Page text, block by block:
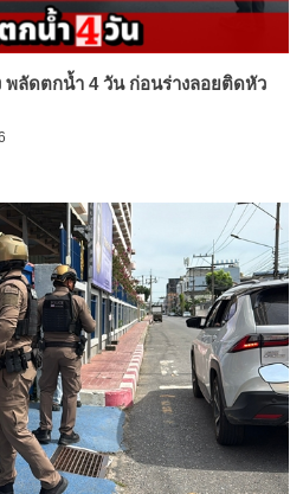
พลัดตกน้ำ 4 วัน ก่อนร่างลอยติดหัว